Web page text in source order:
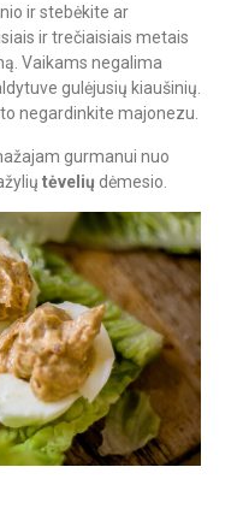
ir stebėkite ar
ir trečiaisiais metais
Vaikams negalima
gulėjusių kiaušinių.
negardinkite majonezu.
gurmanui nuo
tėvelių dėmesio.